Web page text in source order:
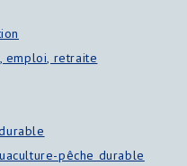
emploi, retraite
pêche durable